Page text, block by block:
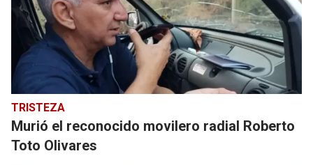
TRISTEZA
Murió el reconocido movilero radial Roberto
Toto Olivares